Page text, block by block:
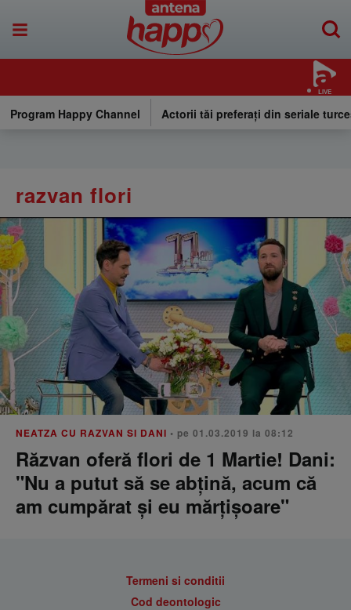
LIVE
Program Happy Channel Actorii tăi preferați din seriale
razvan flori
NEATZA CU RAZVAN SI DANI • pe 01.03.2019 la 08:12
Răzvan oferă flori de 1 Martie! Dani:
"Nu a putut să se abțină, acum că
am cumpărat și eu mărțișoare"
Termeni si conditii
Cod deontologic